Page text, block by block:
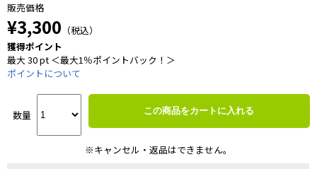
販売価格
¥3,300 （税込）
獲得ポイント
最大 30 pt ＜最大1％ポイントバック！＞
ポイントについて
数量 この商品をカートに入れる
※キャンセル・返品はできません。